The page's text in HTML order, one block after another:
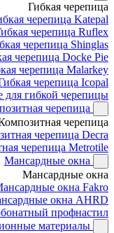
Гибкая черепица
черепица Katepal
черепица Ruflex
черепица Shinglas
черепица Docke Pie
черепица Malarkey
черепица Icopal
гибкой черепицы
черепица
черепица
черепица Decra
черепица Metrotile
Мансардные окна
Мансардные окна
окна Fakro
окна AHRD
профнастил
материалы